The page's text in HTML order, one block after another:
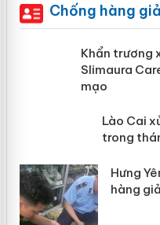
Chống hàng giả
Khẩn
mại